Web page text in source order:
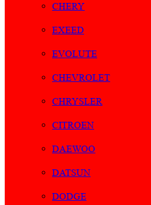
CHERY
EXEED
EVOLUTE
CHEVROLET
CHRYSLER
CITROEN
DAEWOO
DATSUN
DODGE